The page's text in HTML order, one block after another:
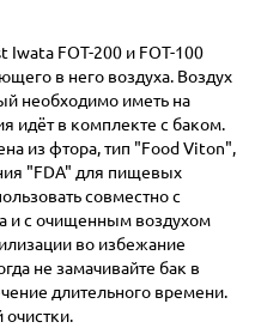
Iwata FOT-200 и FOT-100
в него воздуха. Воздух
необходимо иметь на
идёт в комплекте с баком.
из фтора, тип "Food Viton",
"FDA" для пищевых
совместно с
и с очищенным воздухом
во избежание
не замачивайте бак в
длительного времени.
очистки.